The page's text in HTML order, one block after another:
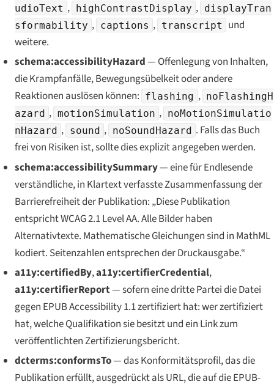
udioText , highContrastDisplay , displayTran
sformability , captions , transcript
und
weitere.
schema:accessibilityHazard— Offenlegung von Inhalten,
die Krampfanfälle, Bewegungsübelkeit oder andere
Reaktionen auslösen können: flashing , noFlashingH
azard , motionSimulation , noMotionSimulatio
nHazard , sound , noSoundHazard . Falls das Buch
frei von Risiken ist, sollte dies explizit angegeben werden.
schema:accessibilitySummary— eine für Endlesende
verständliche, in Klartext verfasste Zusammenfassung der
Barrierefreiheit der Publikation: „Diese Publikation
entspricht WCAG 2.1 Level AA. Alle Bilder haben
Alternativtexte. Mathematische Gleichungen sind in MathML
kodiert. Seitenzahlen entsprechen der Druckausgabe.“
a11y:certifiedBy,a11y:certifierCredential,
a11y:certifierReport— sofern eine dritte Partei die Datei
gegen EPUB Accessibility 1.1 zertifiziert hat: wer zertifiziert
hat, welche Qualifikation sie besitzt und ein Link zum
veröffentlichten Zertifizierungsbericht.
dcterms:conformsTo— das Konformitätsprofil, das die
Publikation erfüllt, ausgedrückt als URL, die auf die EPUB-